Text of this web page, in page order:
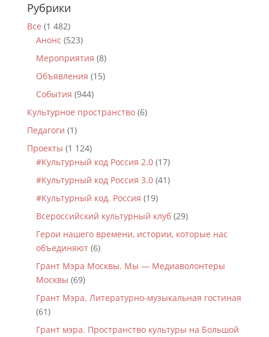
Рубрики
Все (1 482)
Анонс (523)
Мероприятия (8)
Объявления (15)
События (944)
Культурное пространство(6)
Педагоги (1)
Проекты (1 124)
#Культурный код Россия 2.0(17)
#Культурный код Россия 3.0(41)
#Культурный код. Россия (19)
Всероссийский культурный клуб(29)
Герои нашего времени, истории, которые нас
объединяют(6)
Грант Мэра Москвы. Мы — Медиаволонтеры
Москвы (69)
Грант Мэра. Литературно-музыкальная гостиная
(61)
Грант мэра. Пространство культуры на Большой